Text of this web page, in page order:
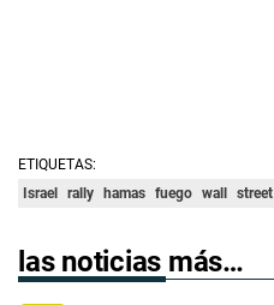
ETIQUETAS:
Israel
rally hamas fuego wall street
las noticias más…